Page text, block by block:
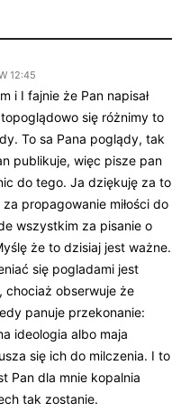
12:45
i I fajnie że Pan napisał
się różnimy to
To sa Pana poglądy, tak
publikuje, więc pisze pan
do tego. Ja dziękuję za to
propagowanie miłości do
wszystkim za pisanie o
że to dzisiaj jest ważne.
się pogladami jest
chociaż obserwuje że
panuje przekonanie:
ideologia albo maja
się ich do milczenia. I to
Pan dla mnie kopalnia
tak zostanie.